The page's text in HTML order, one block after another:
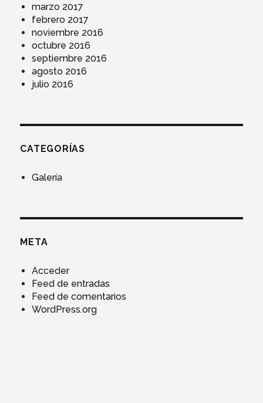
marzo 2017
febrero 2017
noviembre 2016
octubre 2016
septiembre 2016
agosto 2016
julio 2016
CATEGORÍAS
Galería
META
Acceder
Feed de entradas
Feed de comentarios
WordPress.org